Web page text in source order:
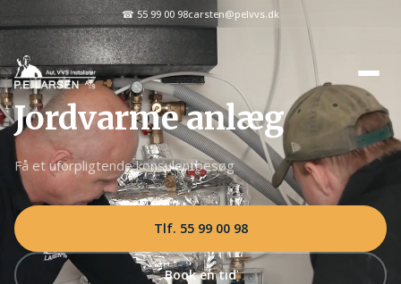
☎ 55 99 00 98carsten@pelvvs.dk
Jordvarme anlæg
Få et uforpligtende konsulentbesøg
Tlf. 55 99 00 98
Book en tid